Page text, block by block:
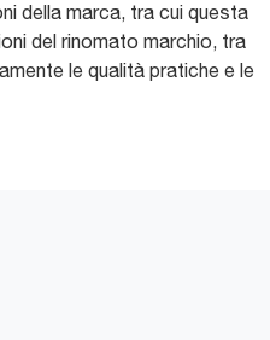
della marca, tra cui questa
del rinomato marchio, tra
le qualità pratiche e le